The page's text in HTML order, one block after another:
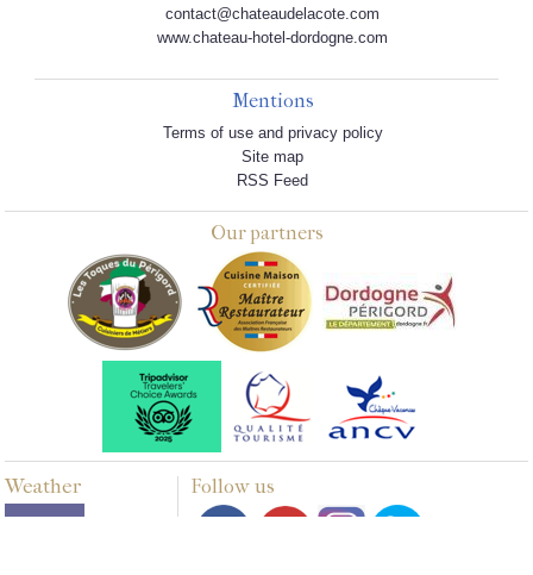
contact@chateaudelacote.com
www.chateau-hotel-dordogne.com
Mentions
Terms of use and privacy policy
Site map
RSS Feed
Our partners
Weather Follow us